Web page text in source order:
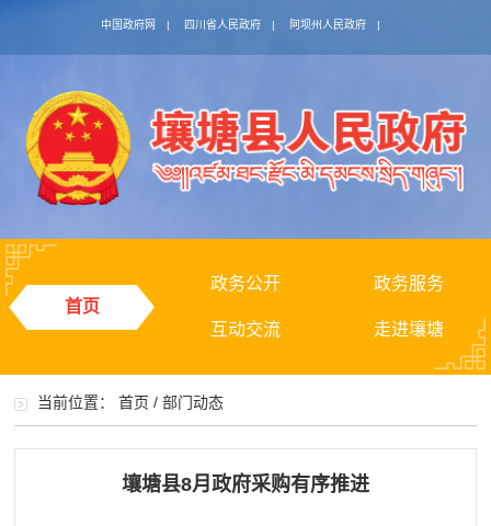
中国政府网 | 四川省人民政府 | 阿坝州人民政府 |
首页
政务公开 政务服务
互动交流 走进壤塘
当前位置：首页 /部门动态
壤塘县8月政府采购有序推进